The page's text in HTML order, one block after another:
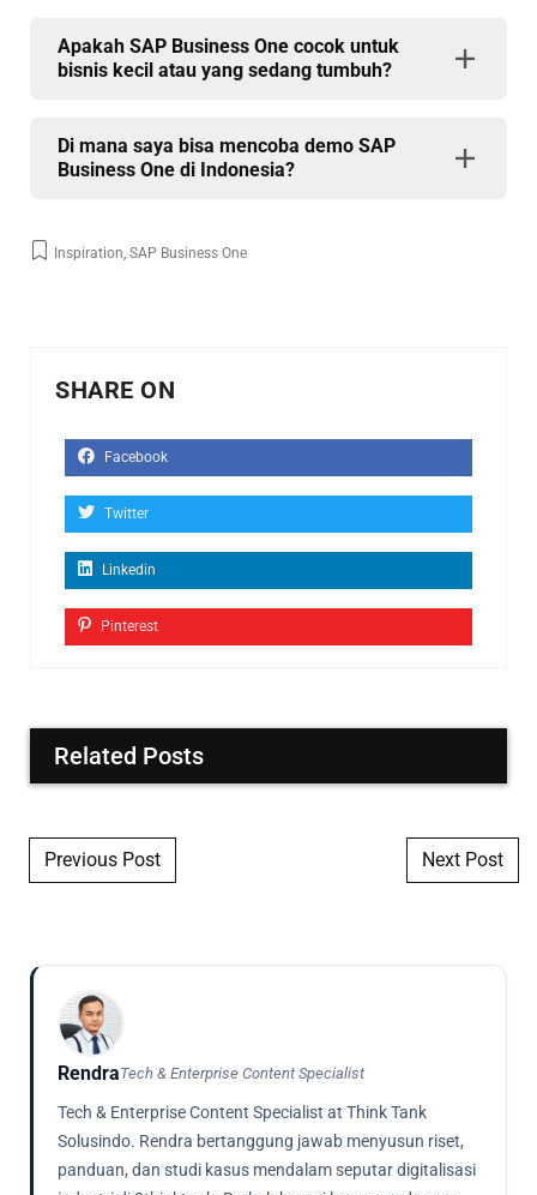
Apakah SAP Business One cocok untuk
bisnis kecil atau yang sedang tumbuh?
Di mana saya bisa mencoba demo SAP
Business One di Indonesia?
Inspiration, SAP Business One
SHARE ON
Facebook
Twitter
Linkedin
Pinterest
Related Posts
Post navigation
Previous Post Next Post
RendraTech & Enterprise Content Specialist
Tech & Enterprise Content Specialist at Think Tank
Solusindo. Rendra bertanggung jawab menyusun riset,
panduan, dan studi kasus mendalam seputar digitalisasi